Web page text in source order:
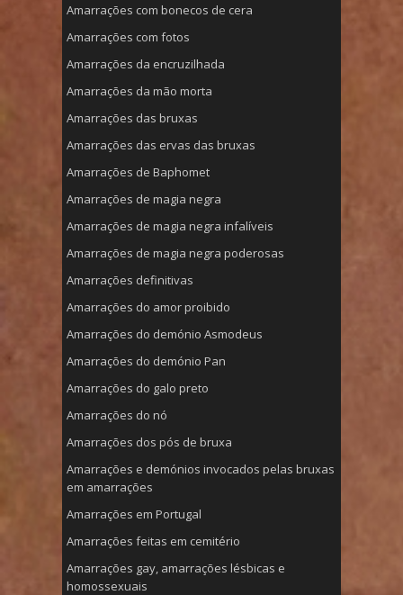
Amarrações com bonecos de cera
Amarrações com fotos
Amarrações da encruzilhada
Amarrações da mão morta
Amarrações das bruxas
Amarrações das ervas das bruxas
Amarrações de Baphomet
Amarrações de magia negra
Amarrações de magia negra infalíveis
Amarrações de magia negra poderosas
Amarrações definitivas
Amarrações do amor proibido
Amarrações do demónio Asmodeus
Amarrações do demónio Pan
Amarrações do galo preto
Amarrações do nó
Amarrações dos pós de bruxa
Amarrações e demónios invocados pelas bruxas
em amarrações
Amarrações em Portugal
Amarrações feitas em cemitério
Amarrações gay, amarrações lésbicas e
homossexuais